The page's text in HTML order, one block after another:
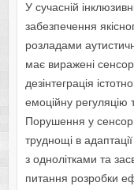
У сучасній
забезпечення
розладами
має виражені
дезінтеграція
емоційну регуляцію
Порушення у
труднощі в
з однолітками та
питання розробки